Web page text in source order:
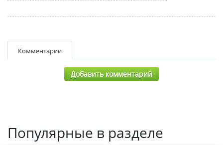
Комментарии
Добавить комментарий
Популярные в разделе